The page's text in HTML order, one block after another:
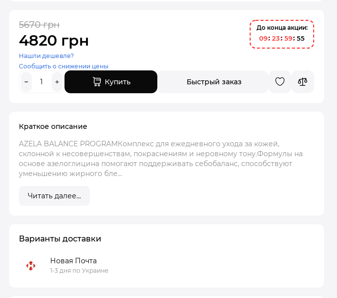
5670 грн
4820 грн
Нашли дешевле?
Сообщить о снижении цены
До конца акции:
09 23 59 54
Купить Быстрый заказ
Краткое описание
AZELA BALANCE PROGRAMКомплекс для ежедневного ухода за кожей,
склонной к несовершенствам, покраснениям и неровному тону.Формулы на
основе азелоглицина помогают поддерживать себобаланс, способствуют
уменьшению жирного бле...
Читать далее...
Варианты доставки
Новая Почта
1-3 дня по Украине